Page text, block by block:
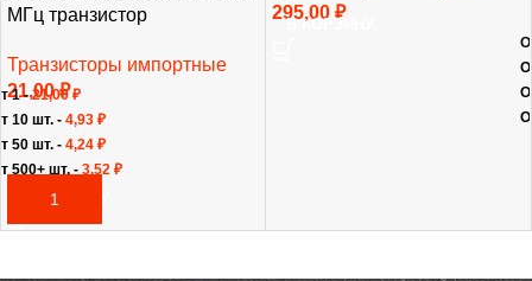
МГц транзистор
Транзисторы импортные
21,00₽
В КОРЗИНУ
1 -21,00₽
10 шт. - 4,93 ₽
50 шт. - 4,24 ₽
500+ шт. - 3,52 ₽
295,00 ₽
В КОРЗИНУ